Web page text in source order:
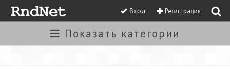
Вход Регистрация
Показать категории